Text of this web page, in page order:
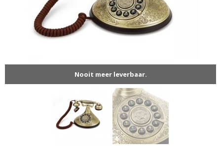
Nooit meer leverbaar.